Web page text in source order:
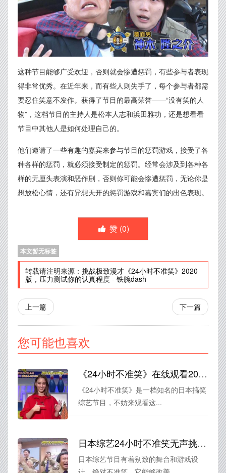
这种节目能够广受欢迎，否则就会惨遭惩罚，有些参与者表现
得非常优秀。在近年来，而有些人则失手了，每个参与者都需
要忍住笑意不发作。获得了节目的最高荣誉——“没有笑的人
物”，这档节目的主持人是松本人志和浜田雅功，还是想看看
节目中其他人是如何处理自己的。
他们邀请了一些有趣的嘉宾来参与节目的惩罚游戏，接受了各
种各样的惩罚，就必须接受制定的惩罚。经常会涉及到各种各
样的无厘头表演和恶作剧，否则你可能会惨遭惩罚，无论你是
想放松心情，还有异想天开的惩罚游戏和嘉宾们的出色表现。
赞 (0)
本文暂无标签
转载请注明来源： 挑战极致漫才《24小时不准笑》2020
版，压力测试你的认真程度 - 铁腕dash
上一篇 下一篇
您可能也喜欢
《24小时不准笑》在线观看2020全集！知名日本搞笑综艺，让你开心到爆
《24小时不准笑》是一档知名的日本搞笑
综艺节目，不妨来观看这...
日本综艺24小时不准笑无声挑战！笑容内心藏，禁笑两难
日本综艺节目有着别致的舞台和游戏设